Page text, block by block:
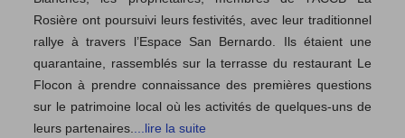
Rosière ont poursuivi leurs festivités, avec leur traditionnel
rallye à travers l’Espace San Bernardo. Ils étaient une
quarantaine, rassemblés sur la terrasse du restaurant Le
Flocon à prendre connaissance des premières questions
sur le patrimoine local où les activités de quelques-uns de
leurs partenaires.
...lire la suite